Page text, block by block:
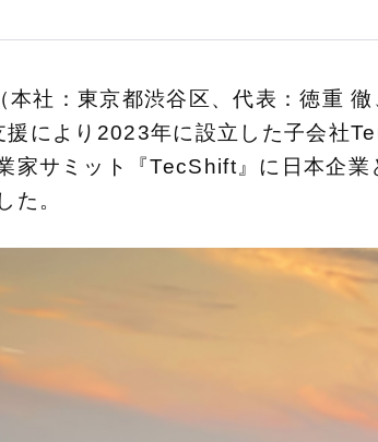
社：東京都渋谷区、代表：徳重
により2023年に設立した子会社
家サミット『TecShift』に日本企
た。